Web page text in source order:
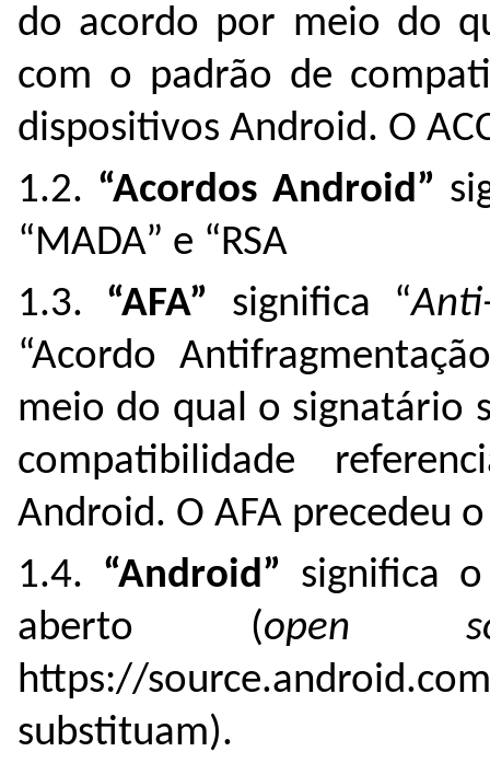
do acordo por meio do
com o padrão de
dispositivos Android. O
1.2. “Acordos Android”
“MADA” e “RSA
1.3. “AFA” significa “
“Acordo
meio do qual o signatário
compatibilidade
Android. O AFA precedeu
1.4. “Android” significa
aberto (open
https://
substituam).